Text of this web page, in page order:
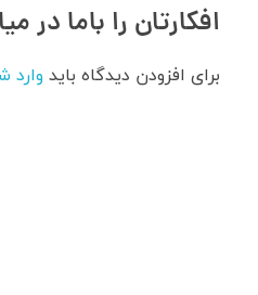
افکارتان را باما در
برای افزودن دیدگاه باید وارد